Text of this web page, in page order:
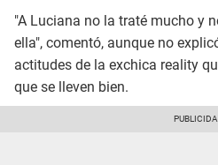
"A Luciana no la traté mucho y
ella", comentó, aunque no
actitudes de la exchica reality
que se lleven bien.